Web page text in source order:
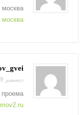
москва
москва
ديسمبر 9, 2025 الي 10:05 ص
проема